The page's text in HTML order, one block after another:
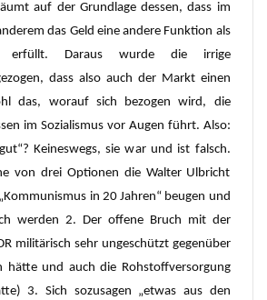
auf der Grundlage dessen, dass im
das Geld eine andere Funktion als
erfüllt. Daraus wurde die irrige
dass also auch der Markt einen
das, worauf sich bezogen wird, die
im Sozialismus vor Augen führt. Also:
Keineswegs, sie war und ist falsch.
von drei Optionen die Walter Ulbricht
in 20 Jahren“ beugen und
werden 2. Der offene Bruch mit der
militärisch sehr ungeschützt gegenüber
hätte und auch die Rohstoffversorgung
3. Sich sozusagen „etwas aus den